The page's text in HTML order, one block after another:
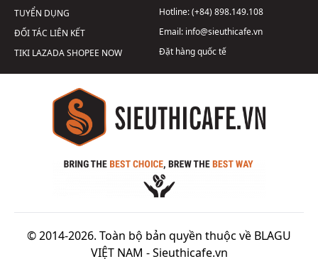
TUYỂN DỤNG
ĐỐI TÁC LIÊN KẾT
TIKI LAZADASHOPEE NOW
Hotline:(+84) 898.149.108
Email: info@sieuthicafe.vn
Đặt hàng quốc tế
© 2014-2026. Toàn bộ bản quyền thuộc về BLAGU
VIỆT NAM -Sieuthicafe.vn